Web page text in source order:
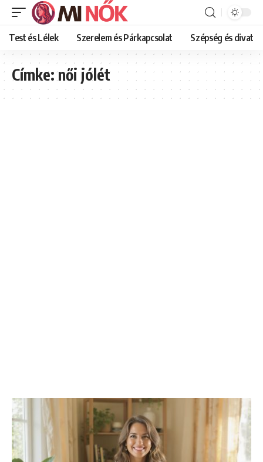
Test és Lélek Szerelem és Párkapcsolat Szépség és divat
Címke:női jólét